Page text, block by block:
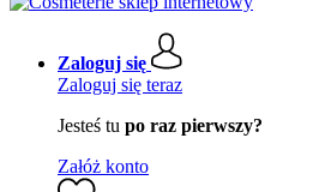
Zaloguj się
Zaloguj się teraz
Jesteś tu po raz pierwszy?
Załóż konto